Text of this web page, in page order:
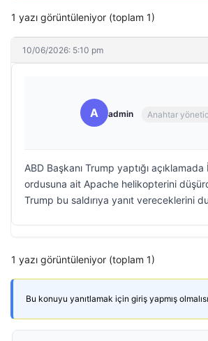
1 yazı görüntüleniyor (toplam 1)
10/06/2026: 5:10 pm
A admin Anahtar
ABD Başkanı Trump yaptığı açıklamada
ordusuna ait Apache helikopterini
Trump bu saldırıya yanıt vereceklerini
1 yazı görüntüleniyor (toplam 1)
Bu konuyu yanıtlamak için giriş yapmış